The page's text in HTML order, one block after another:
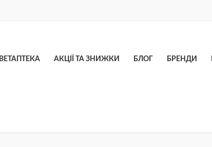
ВЕТАПТЕКА АКЦІЇ ТА ЗНИЖКИ БЛОГ БРЕНДИ